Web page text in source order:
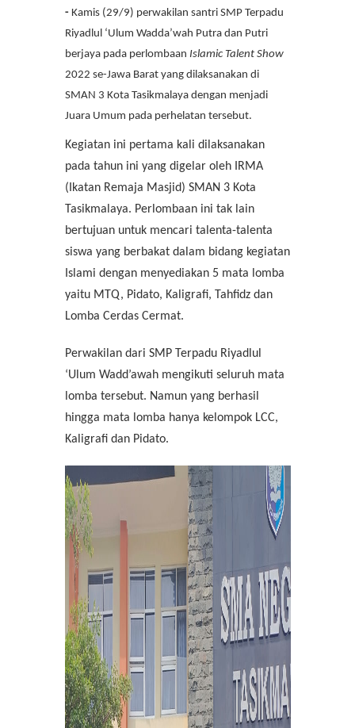
- Kamis (29/9) perwakilan santri SMP Terpadu
Riyadlul ‘Ulum Wadda’wah Putra dan Putri
berjaya pada perlombaan Islamic Talent Show
2022 se-Jawa Barat yang dilaksanakan di
SMAN 3 Kota Tasikmalaya dengan menjadi
Juara Umum pada perhelatan tersebut.
Kegiatan ini pertama kali dilaksanakan
pada tahun ini yang digelar oleh IRMA
(Ikatan Remaja Masjid) SMAN 3 Kota
Tasikmalaya. Perlombaan ini tak lain
bertujuan untuk mencari talenta-talenta
siswa yang berbakat dalam bidang kegiatan
Islami dengan menyediakan 5 mata lomba
yaitu MTQ, Pidato, Kaligrafi, Tahfidz dan
Lomba Cerdas Cermat.
Perwakilan dari SMP Terpadu Riyadlul
‘Ulum Wadd’awah mengikuti seluruh mata
lomba tersebut. Namun yang berhasil
hingga mata lomba hanya kelompok LCC,
Kaligrafi dan Pidato.